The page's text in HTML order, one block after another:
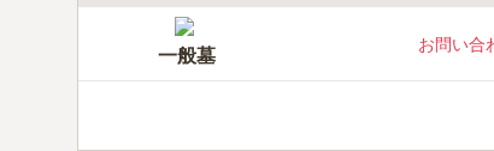
一般墓
お問い合